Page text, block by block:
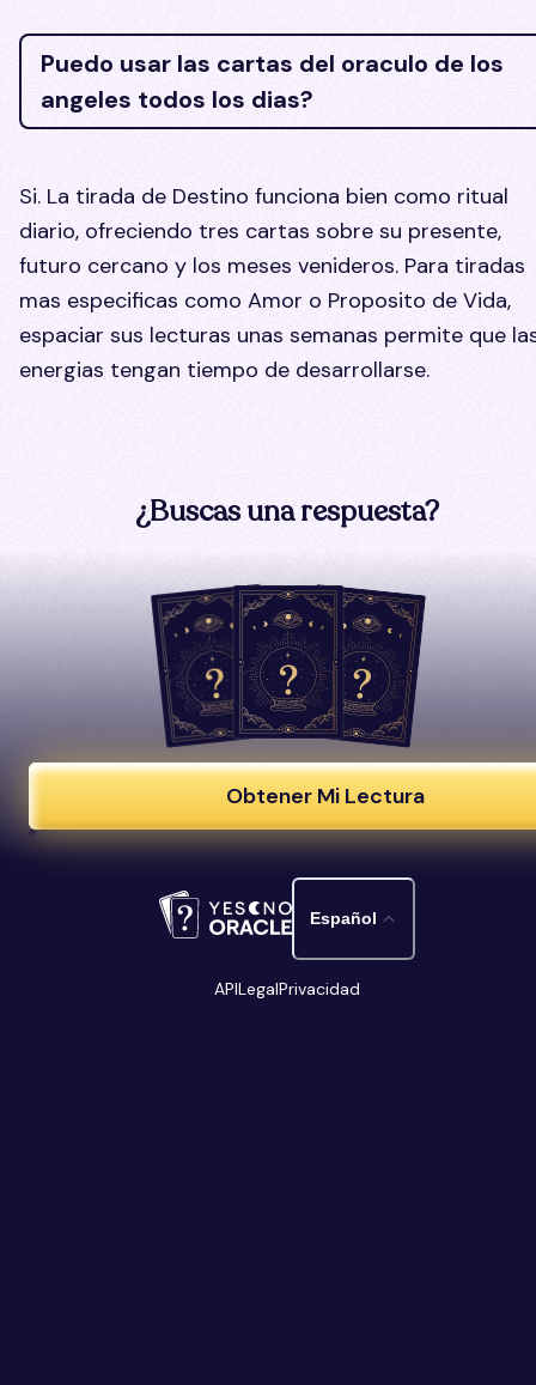
Puedo usar las cartas del oraculo de los
angeles todos los dias?
Si. La tirada de Destino funciona bien como ritual
diario, ofreciendo tres cartas sobre su presente,
futuro cercano y los meses venideros. Para tiradas
mas especificas como Amor o Proposito de Vida,
espaciar sus lecturas unas semanas permite que
energias tengan tiempo de desarrollarse.
¿Buscas una respuesta?
Obtener Mi Lectura
Español
APILegalPrivacidad